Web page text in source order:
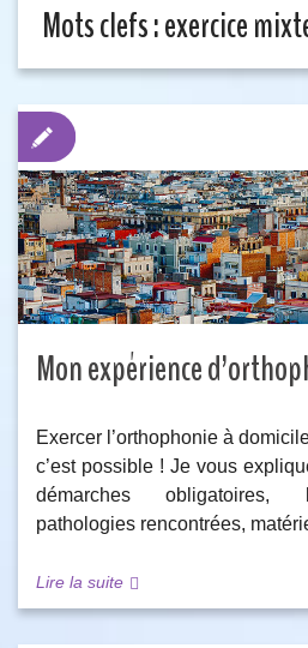
Mots clefs :exercice
Mon expérience
Exercer l’orthophonie à
c’est possible ! Je vous
démarches obligatoires,
pathologies rencontrées,
Lire la suite